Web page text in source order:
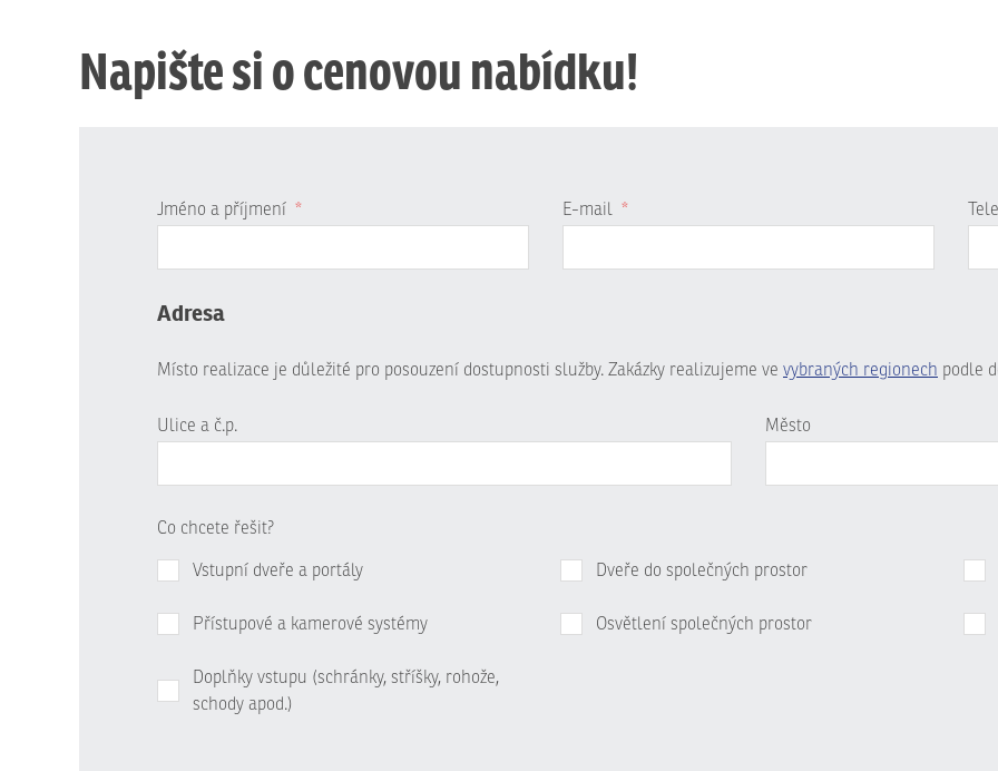
Napište si o cenovou nabídku!
Jméno a příjmení * E-mail *
Adresa
Místo realizace je důležité pro posouzení dostupnosti služby. Zakázky realizujeme ve vybraných regionech podle
Ulice a č.p. Město
Co chcete řešit?
Vstupní dveře a portály Dveře do společných prostor
Přístupové a kamerové systémy Osvětlení společných prostor
Doplňky vstupu (schránky, stříšky, rohože,
schody apod.)